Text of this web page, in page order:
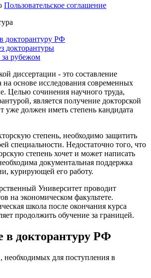
Пользовательское соглашение
докторантуру РФ
докторантуры
за рубежом
диссертации - это составление
на основе исследования современных
Целью сочинения научного труда,
является получение докторской
уже должен иметь степень кандидата
степень, необходимо защитить
специальности. Недостаточно того, что
степень хочет и может написать
документальная поддержка
курирующей его работу.
Университет проводит
на экономическом факультете.
школа после окончания курса
продолжить обучение за границей.
в докторантуру РФ
необходимых для поступления в